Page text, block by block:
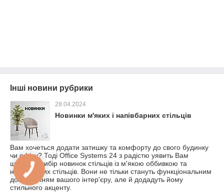
Інші новини рубрики
28.04.2024
Новинки м'яких і напівбарних стільців
Вам хочеться додати затишку та комфорту до свого будинку
чи офісу? Тоді Office Systems 24 з радістю уявить Вам
широкий вибір новинок стільців із м'якою оббивкою та
напівбарних стільців. Вони не тільки стануть функціональним
доповненням вашого інтер'єру, але й додадуть йому
стильного акценту.